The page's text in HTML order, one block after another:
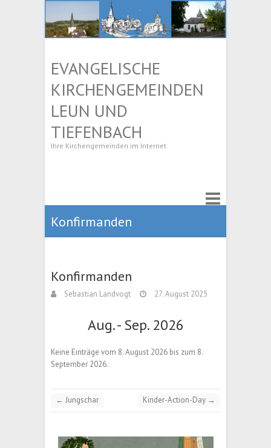
EVANGELISCHE
KIRCHENGEMEINDEN
LEUN UND
TIEFENBACH
Ihre Kirchengemeinden im Internet
Konfirmanden
Konfirmanden
Sebastian Landvogt 27. August 2025
Aug. - Sep. 2026
Keine Einträge vom 8. August 2026 bis zum 8.
September 2026.
← Jungschar Kinder-Action-Day →